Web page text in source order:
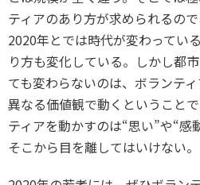
ティアのあり方が求められるの
2020年とでは時代が変わってい
り方も変化している。しかし都
ても変わらないのは、ボランテ
異なる価値観で動くということ
ティアを動かすのは“思い”や“感
そこから目を離してはいけない。